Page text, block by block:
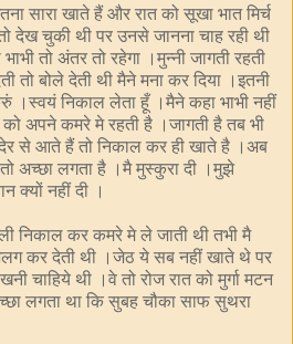
सारा खाते हैं और रात को सूखा भात मिर्च
देख चुकी थी पर उनसे जानना चाह रही थी
तो अंतर तो रहेगा ।मुन्नी जागती रहती
तो बोले देती थी मैने मना कर दिया ।इतनी
।स्वयं निकाल लेता हूँ ।मैने कहा भाभी नहीं
को अपने कमरे मे रहती है ।जागती है तब भी
देर से आते हैं तो निकाल कर ही खाते है ।अब
तो अच्छा लगता है ।मै मुस्कुरा दी ।मुझे
नहीं दी ।
निकाल कर कमरे मे ले जाती थी तभी मै
कर देती थी ।जेठ ये सब नहीं खाते थे पर
चाहिये थी ।वे तो रोज रात को मुर्गा मटन
लगता था कि सुबह चौका साफ सुथरा